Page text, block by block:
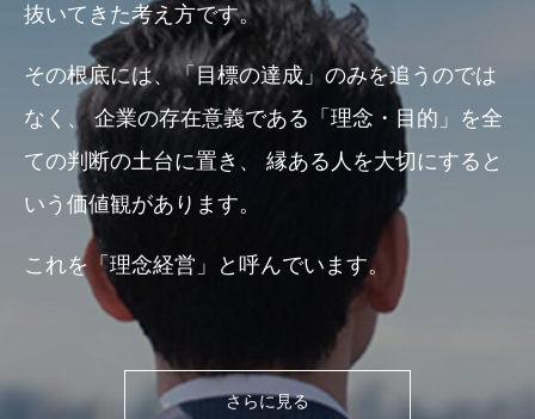
抜いてきた考え方です。
その根底には、「目標の達成」のみを追うのでは
なく、企業の存在意義である「理念・目的」を全
ての判断の土台に置き、
縁ある人を大切にすると
いう価値観があります。
これを「理念経営」と呼んでいます。
さらに見る